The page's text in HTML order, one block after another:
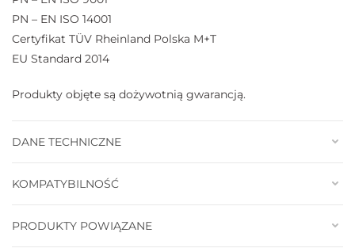
PN – EN ISO 14001
Certyfikat TÜV Rheinland Polska M+T
EU Standard 2014
Produkty objęte są dożywotnią gwarancją.
DANE TECHNICZNE
KOMPATYBILNOŚĆ
PRODUKTY POWIĄZANE